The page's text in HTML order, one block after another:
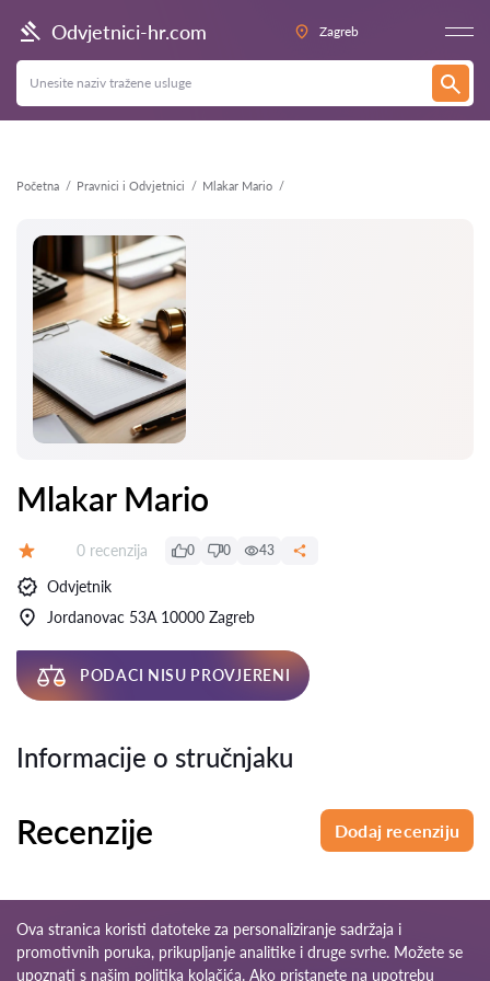
Odvjetnici-hr.com Zagreb
Početna Pravnici i Odvjetnici Mlakar Mario
Natrag
Mlakar Mario
Recenzija:
0 recenzija 0 0 43
Odvjetnik
Jordanovac 53A 10000 Zagreb
PODACI NISU PROVJERENI
Informacije o stručnjaku
Recenzije Dodaj recenziju
Ova stranica koristi datoteke za personaliziranje sadržaja i
promotivnih poruka, prikupljanje analitike i druge svrhe. Možete se
upoznati s našim politika kolačića. Ako pristanete na upotrebu